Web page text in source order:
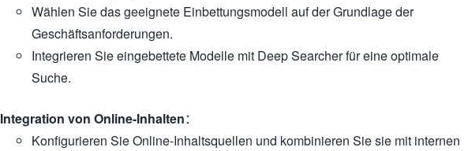
Wählen Sie das geeignete Einbettungsmodell auf der Grundlage der
Geschäftsanforderungen.
Integrieren Sie eingebettete Modelle mit Deep Searcher für eine optimale
Suche.
Integration von Online-Inhalten：
Konfigurieren Sie Online-Inhaltsquellen und kombinieren Sie sie mit internen